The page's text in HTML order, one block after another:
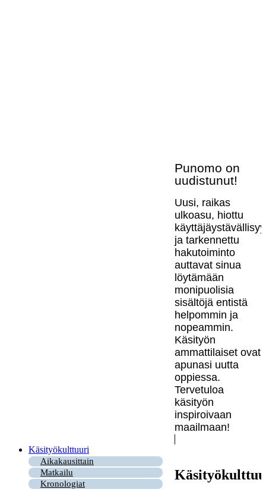
Punomo on
uudistunut!
Uusi, raikas
ulkoasu, hiottu
ja tarkennettu
hakutoiminto
auttavat sinua
löytämään
monipuolisia
sisältöjä entistä
helpommin ja
nopeammin.
Käsityön
ammattilaiset ovat
apunasi uutta
oppiessa.
Tervetuloa
käsityön
inspiroivaan
maailmaan!
Käsityökulttuuri
Aikakausittain
Matkailu
Kronologiat